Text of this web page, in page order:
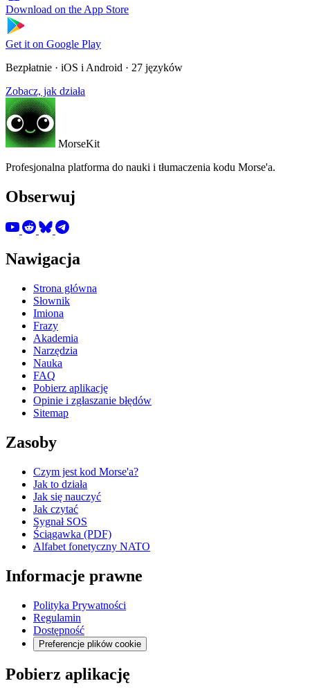
Download on the App Store
Get it on Google Play
Bezpłatnie · iOS i Android · 27 języków
Zobacz, jak działa
MorseKit
Profesjonalna platforma do nauki i tłumaczenia kodu Morse'a.
Obserwuj
Nawigacja
Strona główna
Słownik
Imiona
Frazy
Akademia
Narzędzia
Nauka
FAQ
Pobierz aplikację
Opinie i zgłaszanie błędów
Sitemap
Zasoby
Czym jest kod Morse'a?
Jak to działa
Jak się nauczyć
Jak czytać
Sygnał SOS
Ściągawka (PDF)
Alfabet fonetyczny NATO
Informacje prawne
Polityka Prywatności
Regulamin
Dostępność
Preferencje plików cookie
Pobierz aplikację